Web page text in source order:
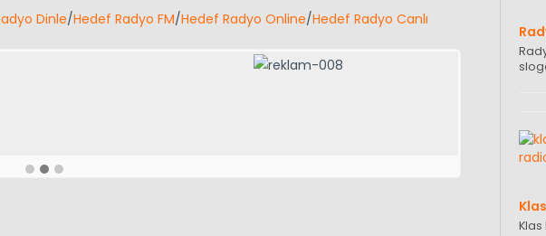
Dinle/Hedef Radyo FM/Hedef Radyo Online/Hedef Radyo Canlı
Klas